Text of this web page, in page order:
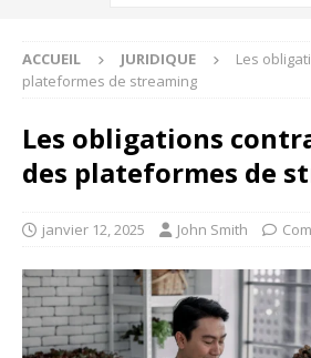
ACCUEIL JURIDIQUE
Les
plateformes de streaming
Les obligations
des plateformes de
janvier 12, 2025 John Smith